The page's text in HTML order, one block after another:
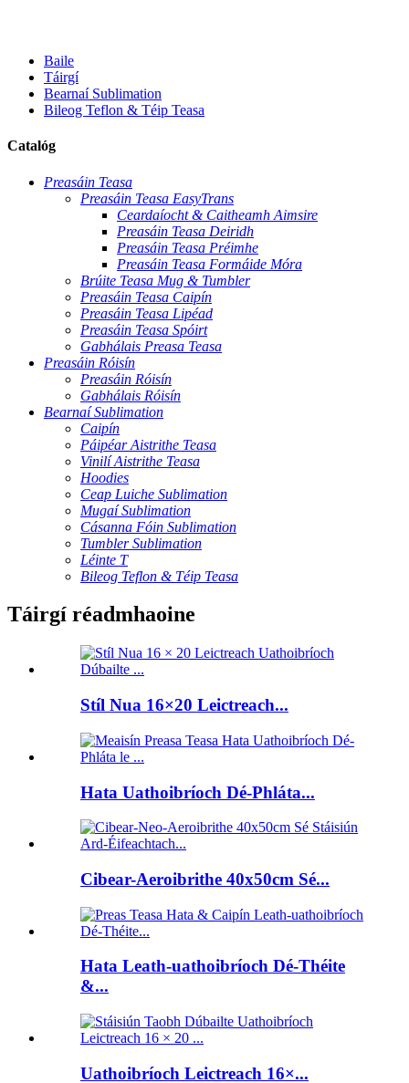
Baile
Táirgí
Bearnaí Sublimation
Bileog Teflon & Téip Teasa
Catalóg
Preasáin Teasa
Preasáin Teasa EasyTrans
Ceardaíocht & Caitheamh Aimsire
Preasáin Teasa Deiridh
Preasáin Teasa Préimhe
Preasáin Teasa Formáide Móra
Brúite Teasa Mug & Tumbler
Preasáin Teasa Caipín
Preasáin Teasa Lipéad
Preasáin Teasa Spóirt
Gabhálais Preasa Teasa
Preasáin Róisín
Preasáin Róisín
Gabhálais Róisín
Bearnaí Sublimation
Caipín
Páipéar Aistrithe Teasa
Vinilí Aistrithe Teasa
Hoodies
Ceap Luiche Sublimation
Mugaí Sublimation
Cásanna Fóin Sublimation
Tumbler Sublimation
Léinte T
Bileog Teflon & Téip Teasa
Táirgí réadmhaoine
Stíl Nua 16×20 Leictreach...
Hata Uathoibríoch Dé-Phláta...
Cibear-Aeroibrithe 40x50cm Sé...
Hata Leath-uathoibríoch Dé-Théite
&...
Uathoibríoch Leictreach 16×...